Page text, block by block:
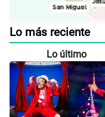
Lo más reciente
Lo último